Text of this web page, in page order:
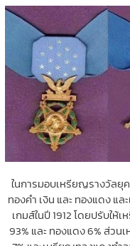
ในการมอบเหรียญรางวัลยุ
ทองคำ เงิน และ ทองแดง แ
เกมส์ในปี 1912 โดยปรับใ
93% และ ทองแดง 6% ส่ว